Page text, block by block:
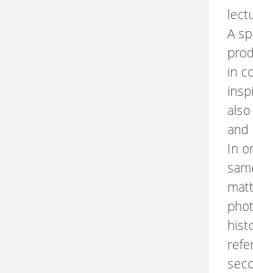
A
in
and
In